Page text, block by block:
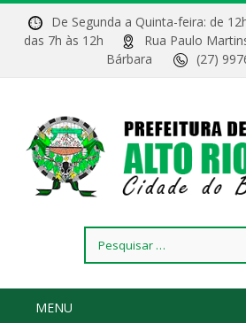
De Segunda a Quinta-feira: de
das 7h às 12h
Rua Paulo
Bárbara
(27)
por:
MENU